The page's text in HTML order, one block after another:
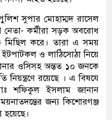
সুপার মোহাম্মদ রাসেল
কর্মীরা সড়ক অবরোধ
মিছিল করে। তারা এ সময়
ও লাঠিসোঠা নিয়ে
ওসিসহ অন্তত ১০ জনকে
নিয়ন্ত্রণে রয়েছে । এ বিষযে
শফিকুল ইসলাম জানান
জন্য কিশোরগঞ্জ
হয়েছে।